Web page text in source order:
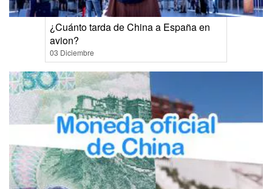
¿Cuánto tarda de China a España en
avion?
03 Diciembre